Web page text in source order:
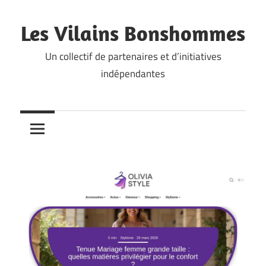
to
content
Les Vilains Bonshommes
Un collectif de partenaires et d’initiatives
indépendantes